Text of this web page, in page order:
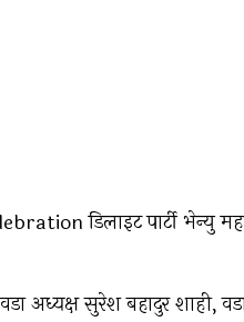
डिलाइट पार्टी भेन्यु
अध्यक्ष सुरेश बहादुर